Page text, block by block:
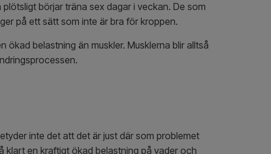
börjar träna sex dagar i veckan. De som
på ett sätt som inte är bra för kroppen.
belastning än muskler. Musklerna blir alltså
inte det att det är just där som problemet
klart en kraftigt ökad belastning på vader och